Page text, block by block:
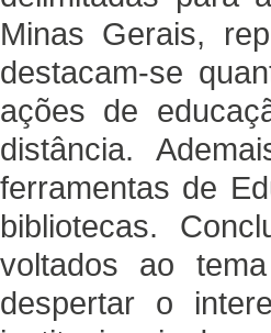
Minas Gerais,
destacam-se
ações de
distância.
ferramentas de
bibliotecas.
voltados ao
despertar o